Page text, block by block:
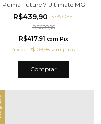
Puma Future 7 Ultimate MG
R$439,90 -37% OFF
R$699,90
R$417,91com Pix
4 xde R$109,98 sem juros
Comprar